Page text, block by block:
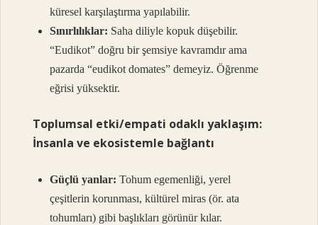
küresel karşılaştırma yapılabilir.
Sınırlılıklar: Saha diliyle kopuk düşebilir.
“Eudikot” doğru bir şemsiye kavramdır ama
pazarda “eudikot domates” demeyiz. Öğrenme
eğrisi yüksektir.
Toplumsal etki/empati odaklı yaklaşım:
İnsanla ve ekosistemle bağlantı
Güçlü yanlar: Tohum egemenliği, yerel
çeşitlerin korunması, kültürel miras (ör. ata
tohumları) gibi başlıkları görünür kılar.